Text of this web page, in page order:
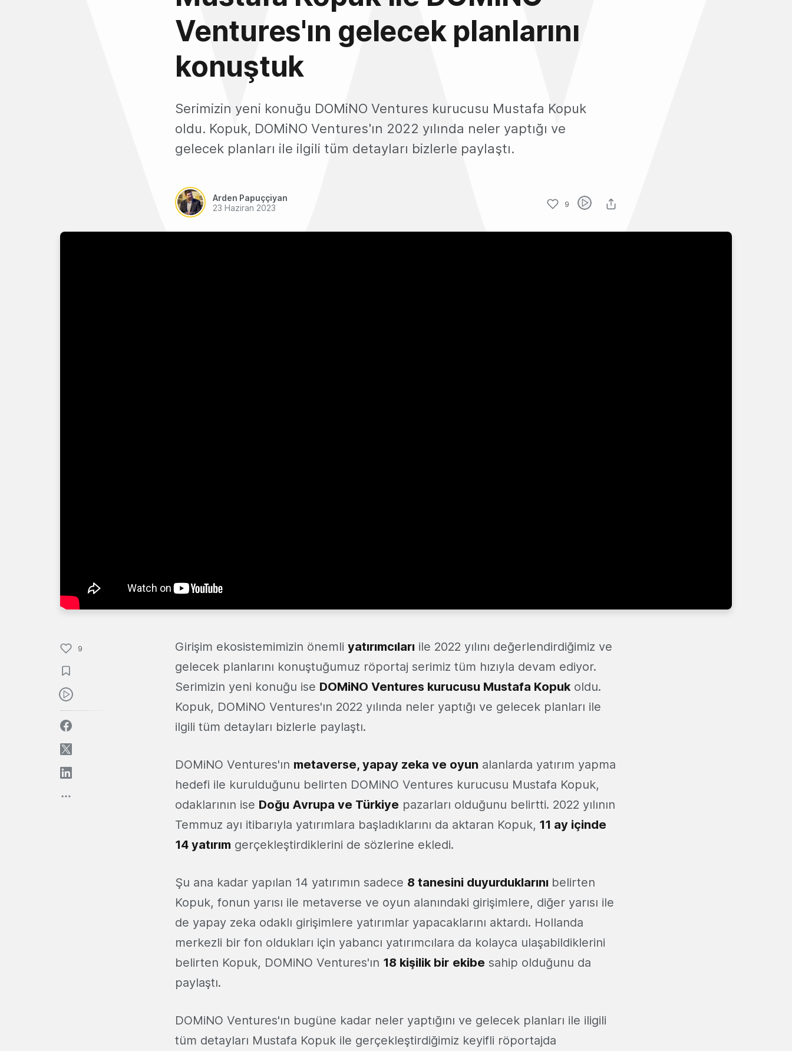
Ventures'ın gelecek planlarını
konuştuk
Serimizin yeni konuğu DOMiNO Ventures kurucusu Mustafa Kopuk
oldu. Kopuk, DOMiNO Ventures'ın 2022 yılında neler yaptığı ve
gelecek planları ile ilgili tüm detayları bizlerle paylaştı.
Arden Papuççiyan
23 Haziran 2023
9
9 Girişim ekosistemimizin önemli yatırımcıları ile 2022 yılını değerlendirdiğimiz ve
gelecek planlarını konuştuğumuz röportaj serimiz tüm hızıyla devam ediyor.
Serimizin yeni konuğu ise DOMiNO Ventures kurucusu Mustafa Kopukoldu.
Kopuk, DOMiNO Ventures'ın 2022 yılında neler yaptığı ve gelecek planları ile
ilgili tüm detayları bizlerle paylaştı.
DOMiNO Ventures'ın metaverse, yapay zeka ve oyun alanlarda yatırım yapma
hedefi ile kurulduğunu belirten DOMiNO Ventures kurucusu Mustafa Kopuk,
odaklarının ise Doğu Avrupa ve Türkiye pazarları olduğunu belirtti. 2022 yılının
Temmuz ayı itibarıyla yatırımlara başladıklarını da aktaran Kopuk, 11 ay içinde
14 yatırım gerçekleştirdiklerini de sözlerine ekledi.
Şu ana kadar yapılan 14 yatırımın sadece 8 tanesini duyurduklarını belirten
Kopuk, fonun yarısı ile metaverse ve oyun alanındaki girişimlere, diğer yarısı ile
de yapay zeka odaklı girişimlere yatırımlar yapacaklarını aktardı. Hollanda
merkezli bir fon oldukları için yabancı yatırımcılara da kolayca ulaşabildiklerini
belirten Kopuk, DOMiNO Ventures'ın 18 kişilik bir ekibe sahip olduğunu da
paylaştı.
DOMiNO Ventures'ın bugüne kadar neler yaptığını ve gelecek planları ile iligili
tüm detayları Mustafa Kopuk ile gerçekleştirdiğimiz keyifli röportajda